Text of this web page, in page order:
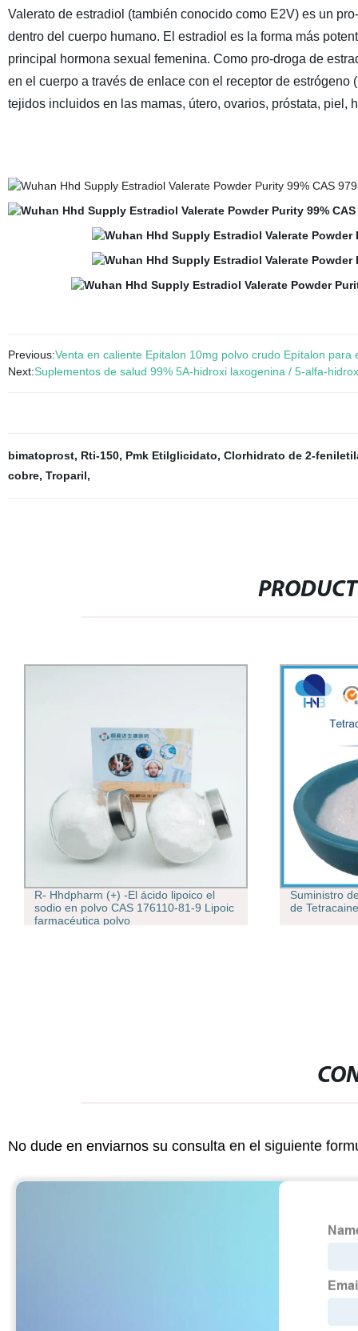
Valerato de estradiol (también conocido como E2V) es un
dentro del cuerpo humano. El estradiol es la forma más
principal hormona sexual femenina. Como pro-droga de
en el cuerpo a través de enlace con el receptor de
tejidos incluidos en las mamas, útero, ovarios, próstata, piel,
Previous:Venta en caliente Epitalon 10mg polvo crudo Epítalon para
Next:Suplementos de salud 99% 5A-hidroxi laxogenina / 5-alfa-
bimatoprost, Rti-150, Pmk Etilglicidato, Clorhidrato de 2-
cobre, Troparil,
R- Hhdpharm (+) -El ácido lipoico el
sodio en polvo CAS 176110-81-9 Lipoic
farmacéutica polvo
Suministro
de
No dude en enviarnos su consulta en el siguiente